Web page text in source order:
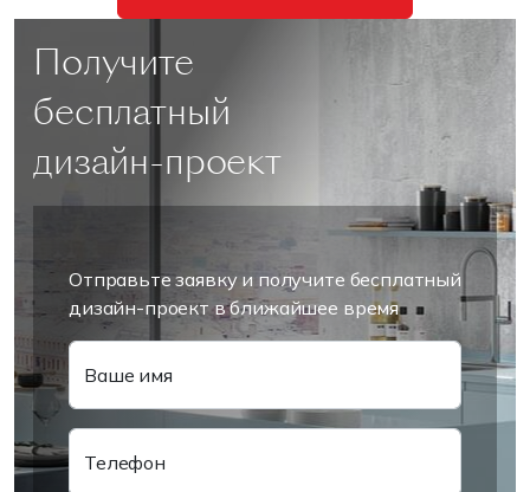
Получите
бесплатный
дизайн-проект
Отправьте заявку и получите бесплатный
дизайн-проект в ближайшее время
Ваше имя
Телефон